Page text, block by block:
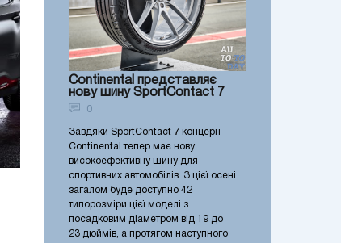
Continental представляє
нову шину SportContact 7
0
Завдяки SportContact 7 концерн
Continental тепер має нову
високоефективну шину для
спортивних автомобілів. З цієї осені
загалом буде доступно 42
типорозміри цієї моделі з
посадковим діаметром від 19 до
23 дюймів, а протягом наступного